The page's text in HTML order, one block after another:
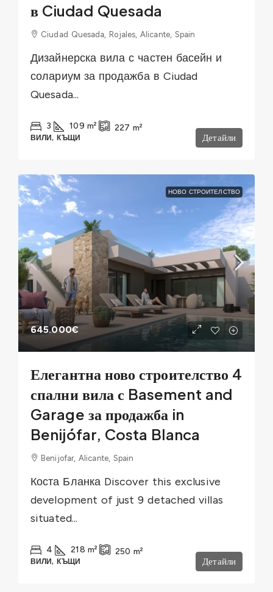
в Ciudad Quesada
Ciudad Quesada, Rojales, Alicante, Spain
Дизайнерска вила с частен басейн и
солариум за продажба в Ciudad
Quesada...
3 109 m² 227 m²
ВИЛИ, КЪЩИ Детайли
НОВО СТРОИТЕЛСТВО
645.000€
Елегантна ново строителство 4
спални вила с Basement and
Garage за продажба in
Benijófar, Costa Blanca
Benijofar, Alicante, Spain
Коста Бланка Discover this exclusive
development of just 9 detached villas
situated...
4 218 m² 250 m²
ВИЛИ, КЪЩИ Детайли